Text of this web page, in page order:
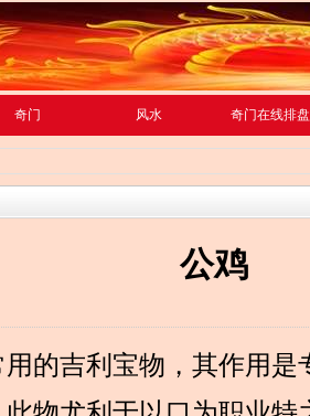
奇门 风水 奇门在线排盘
公鸡
的吉利宝物，其作用是